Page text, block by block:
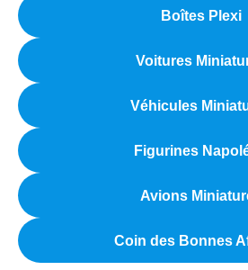
Boîtes Plexi
Voitures
Véhicules
Figurines
Avions
Coin des Bonnes